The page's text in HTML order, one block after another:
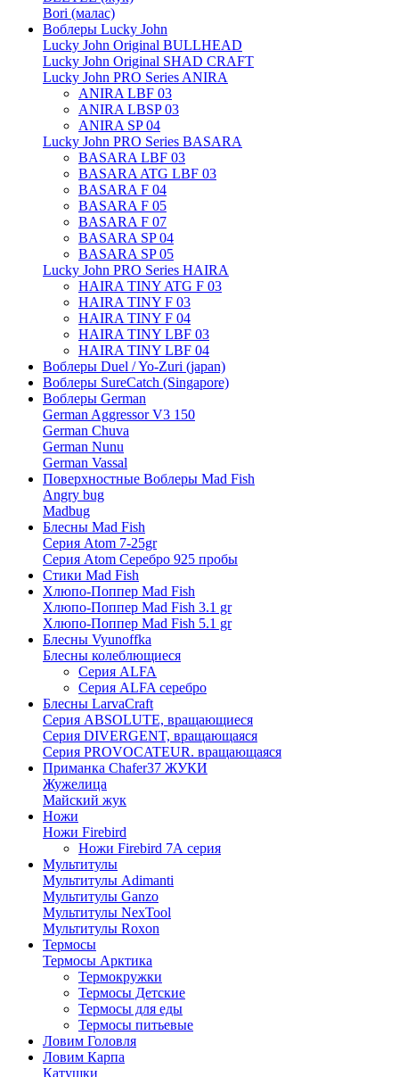
Bori (малас)
Воблеры Lucky John
Lucky John Original BULLHEAD
Lucky John Original SHAD CRAFT
Lucky John PRO Series ANIRA
ANIRA LBF 03
ANIRA LBSP 03
ANIRA SP 04
Lucky John PRO Series BASARA
BASARA LBF 03
BASARA ATG LBF 03
BASARA F 04
BASARA F 05
BASARA F 07
BASARA SP 04
BASARA SP 05
Lucky John PRO Series HAIRA
HAIRA TINY ATG F 03
HAIRA TINY F 03
HAIRA TINY F 04
HAIRA TINY LBF 03
HAIRA TINY LBF 04
Воблеры Duel / Yo-Zuri (japan)
Воблеры SureCatch (Singapore)
Воблеры German
German Aggressor V3 150
German Chuva
German Nunu
German Vassal
Поверхностные Воблеры Mad Fish
Angry bug
Madbug
Блесны Mad Fish
Серия Atom 7-25gr
Серия Atom Серебро 925 пробы
Стики Mad Fish
Хлюпо-Поппер Mad Fish
Хлюпо-Поппер Mad Fish 3.1 gr
Хлюпо-Поппер Mad Fish 5.1 gr
Блесны Vyunoffka
Блесны колеблющиеся
Серия ALFA
Серия ALFA серебро
Блесны LarvaCraft
Серия ABSOLUTE, вращающиеся
Серия DIVERGENT, вращающаяся
Серия PROVOCATEUR. вращающаяся
Приманка Chafer37 ЖУКИ
Жужелица
Майский жук
Ножи
Ножи Firebird
Ножи Firebird 7А серия
Мультитулы
Мультитулы Adimanti
Мультитулы Ganzo
Мультитулы NexTool
Мультитулы Roxon
Термосы
Термосы Арктика
Термокружки
Термосы Детские
Термосы для еды
Термосы питьевые
Ловим Головля
Ловим Карпа
Катушки